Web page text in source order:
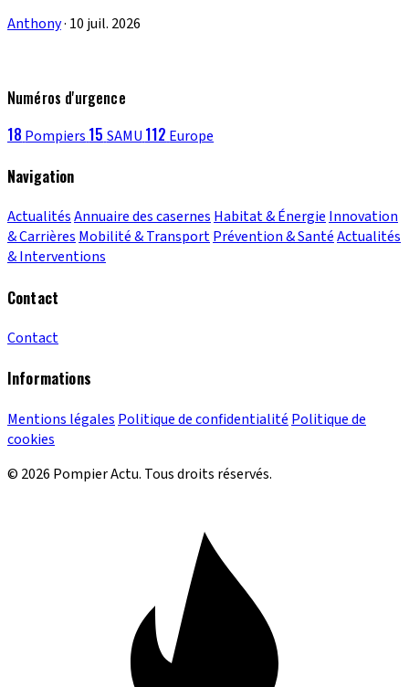
Anthony· 10 juil. 2026
Numéros d'urgence
18 Pompiers 15 SAMU 112 Europe
Navigation
ActualitésAnnuaire des casernesHabitat & ÉnergieInnovation
& CarrièresMobilité & TransportPrévention & SantéActualités
& Interventions
Contact
Contact
Informations
Mentions légales Politique de confidentialité Politique de
cookies
© 2026 Pompier Actu. Tous droits réservés.